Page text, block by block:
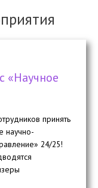
«Научное
принять
научно-
24/25!